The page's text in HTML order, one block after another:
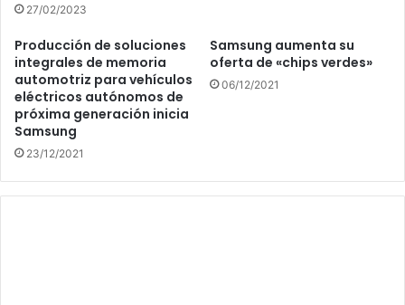
27/02/2023
Producción de soluciones
integrales de memoria
automotriz para vehículos
eléctricos autónomos de
próxima generación inicia
Samsung
23/12/2021
Samsung aumenta su
oferta de «chips verdes»
06/12/2021